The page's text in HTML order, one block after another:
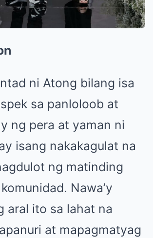
ni Atong bilang isa
sa panloloob at
ng pera at yaman ni
isang nakakagulat na
ng matinding
Nawa’y
aral ito sa lahat na
at mapagmatyag